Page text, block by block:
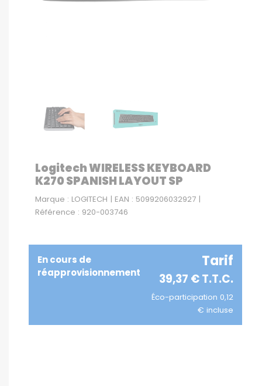
Logitech WIRELESS KEYBOARD
K270 SPANISH LAYOUT SP
Marque : LOGITECH | EAN : 5099206032927 |
Référence : 920-003746
En cours de
réapprovisionnement
Tarif
39,37 € T.T.C.
Éco-participation 0,12
€ incluse